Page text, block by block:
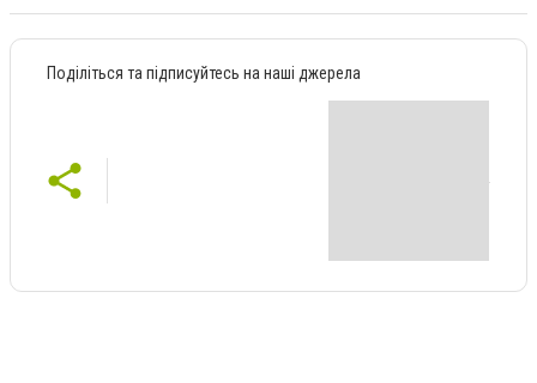
Поділіться та підписуйтесь на наші джерела